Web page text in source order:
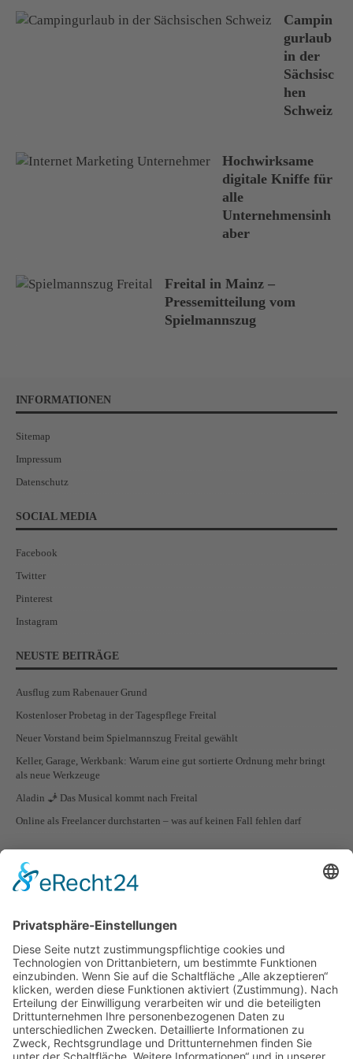
Campin
gurlaub
in der
Sächsisc
hen
Schweiz
Hochwirksame
digitale Kniffe für
alle
Unternehmensinh
aber
Freital in Mainz –
Pressemitteilung vom
Spielmannszug
INFORMATIONEN
Sitemap
Impressum
Datenschutz
SOCIAL MEDIA
Facebook
Twitter
Pinterest
Instagram
NEUSTE BEITRÄGE
Ausflug zum Rabenauer Grund
Kostenloser Probetag in der Tagespflege Freital
Neuer Vorstand beim Spielmannszug Freital gewählt
Keller, Garage, Werkbank: Warum eine gut sortierte Ordnung mehr bringt
als neue Werkzeuge
Aladin 🧞 Das Musical kommt nach Freital
Online als Freelancer durchstarten – was auf keinen Fall fehlen darf
Freital Ortsteil Zauckerode
Freital Ortsteil Somsdorf
Freital Ortsteil Schweinsdorf
Freital Ortsteil Saalhausen
Freital Ortsteil Potschappel
Freital Ortsteil Pesterwitz